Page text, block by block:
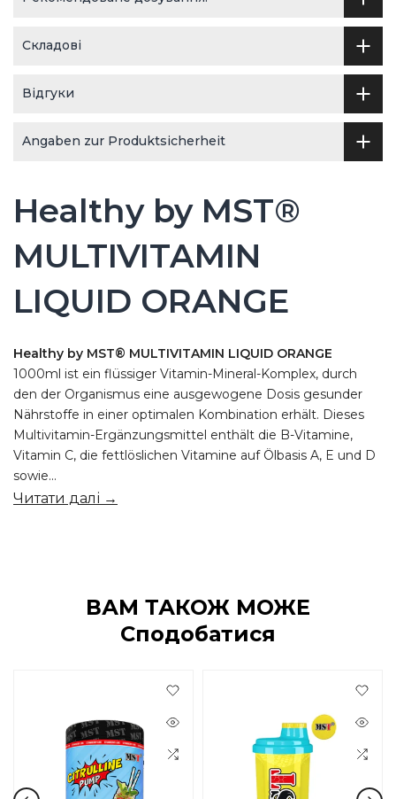
Складові
Відгуки
Angaben zur Produktsicherheit
Healthy by MST®
MULTIVITAMIN
LIQUID ORANGE
Healthy by MST® MULTIVITAMIN LIQUID ORANGE
1000ml ist ein flüssiger Vitamin-Mineral-Komplex, durch
den der Organismus eine ausgewogene Dosis gesunder
Nährstoffe in einer optimalen Kombination erhält. Dieses
Multivitamin-Ergänzungsmittel enthält die B-Vitamine,
Vitamin C, die fettlöslichen Vitamine auf Ölbasis A, E und D
sowie...
Читати далі →
ВАМ ТАКОЖ МОЖЕ
Сподобатися